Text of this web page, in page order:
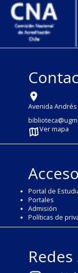
Avenida Andrés
Ver mapa
Portal de
Portales
Admisión
Políticas de